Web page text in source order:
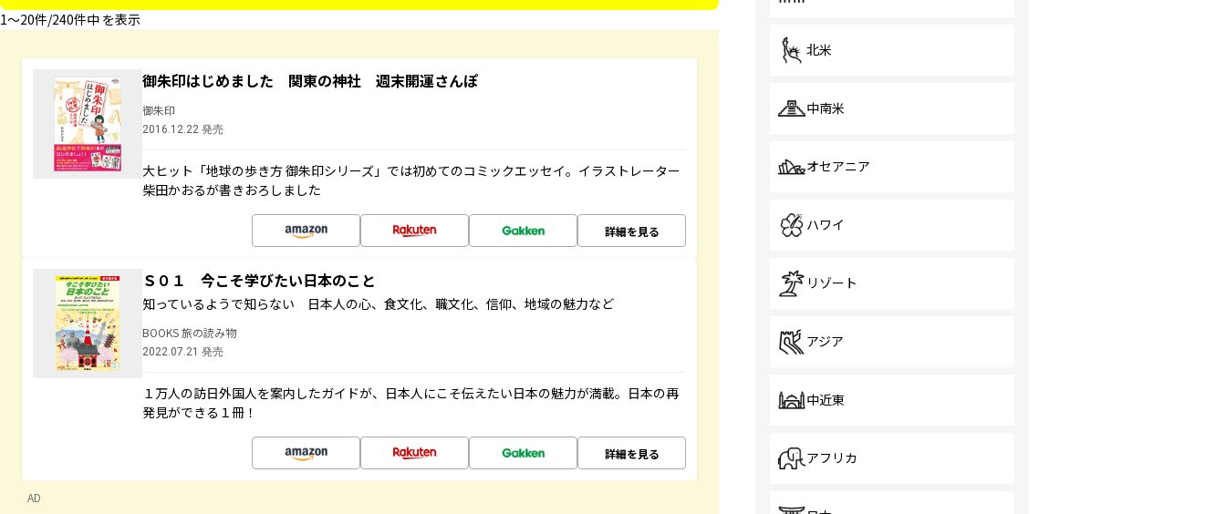
1〜20件/240件中 を表示
御朱印はじめました 関東の神社 週末開運さんぽ
御朱印
2016.12.22 発売
大ヒット「地球の歩き方 御朱印シリーズ」では初めてのコミックエッセイ。イラストレーター
柴田かおるが書きおろしました
詳細を見る
Ｓ０１ 今こそ学びたい日本のこと
知っているようで知らない 日本人の心、食文化、職文化、信仰、地域の魅力など
BOOKS 旅の読み物
2022.07.21 発売
１万人の訪日外国人を案内したガイドが、日本人にこそ伝えたい日本の魅力が満載。日本の再
発見ができる１冊！
詳細を見る
AD
北米
中南米
オセアニア
ハワイ
リゾート
アジア
中近東
アフリカ